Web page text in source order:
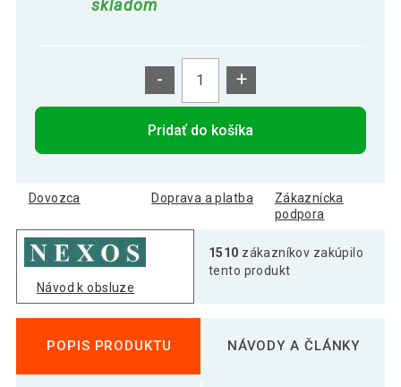
skladom
- +
Pridať do košíka
Dovozca Doprava a platba
Zákaznícka
podpora
Návod k obsluze
1510 zákazníkov zakúpilo
tento produkt
POPIS PRODUKTU NÁVODY A ČLÁNKY